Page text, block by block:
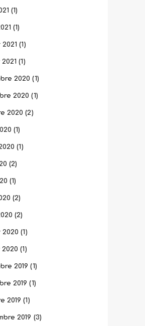
(1)
(1)
2021 (1)
2021 (1)
2020 (1)
2020 (1)
2020 (2)
(1)
(1)
(2)
(1)
(2)
(2)
2020 (1)
2020 (1)
2019 (1)
2019 (1)
2019 (1)
2019 (3)